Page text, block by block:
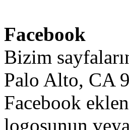
Facebook
Bizim
Palo Alto, CA
Facebook
logosunun veya